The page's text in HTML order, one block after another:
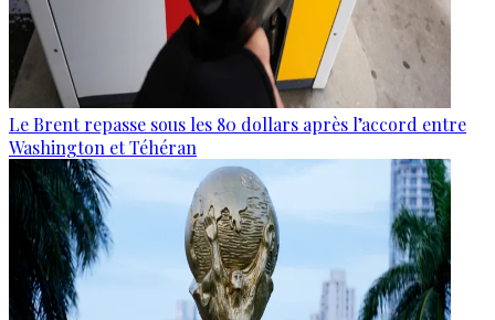
Le Brent repasse sous les 80 dollars après l’accord entre
Washington et Téhéran